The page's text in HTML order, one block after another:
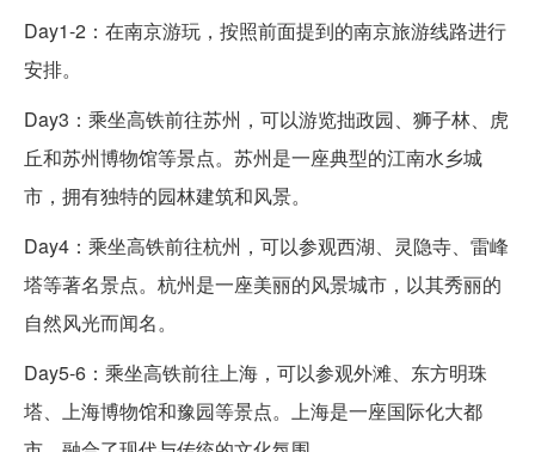
Day1-2：在南京游玩，按照前面提到的南京旅游线路进行
安排。
Day3：乘坐高铁前往苏州，可以游览拙政园、狮子林、虎
丘和苏州博物馆等景点。苏州是一座典型的江南水乡城
市，拥有独特的园林建筑和风景。
Day4：乘坐高铁前往杭州，可以参观西湖、灵隐寺、雷峰
塔等著名景点。杭州是一座美丽的风景城市，以其秀丽的
自然风光而闻名。
Day5-6：乘坐高铁前往上海，可以参观外滩、东方明珠
塔、上海博物馆和豫园等景点。上海是一座国际化大都